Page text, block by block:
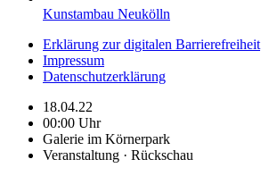
Kunstambau Neukölln
Erklärung zur digitalen Barrierefreiheit
Impressum
Datenschutzerklärung
18.04.22
00:00 Uhr
Galerie im Körnerpark
Veranstaltung · Rückschau